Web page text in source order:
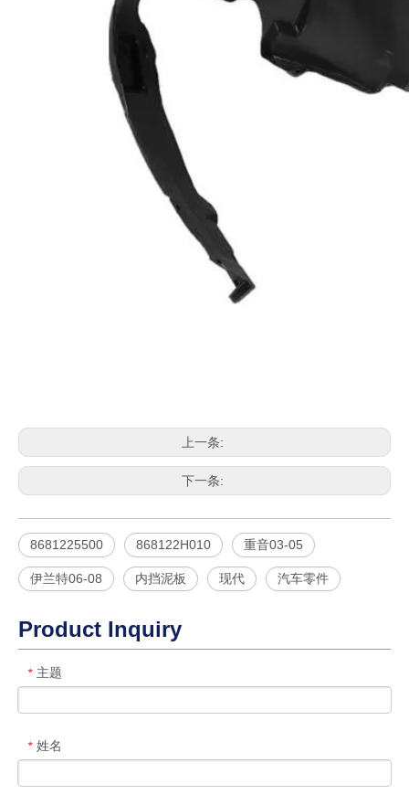
上一条:
下一条:
8681225500 868122H010 重音03-05
伊兰特06-08 内挡泥板 现代 汽车零件
Product Inquiry
* 主题
* 姓名